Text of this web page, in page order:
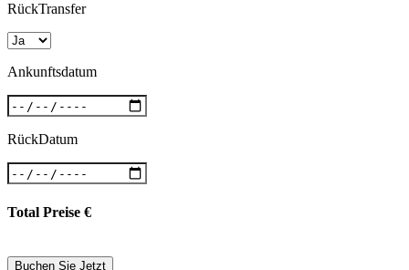
RückTransfer
Ankunftsdatum
RückDatum
Total Preise €